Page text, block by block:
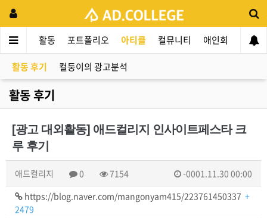
리지 활동 포트폴리오 아티클 컬뮤니티 애인회 신입
활동 후기 컬둥이의 광고분석
활동 후기
[광고 대외활동] 애드컬리지 인사이트페스타 크
루 후기
애드컬리지 0 7154
-0001.11.30 00:00
https://blog.naver.com/mangonyam415/223761450337 +
2479